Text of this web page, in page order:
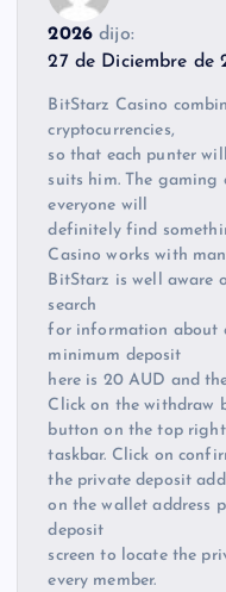
2026 dijo:
27 de Diciembre de
BitStarz Casino
cryptocurrencies,
so that each punter
suits him. The
everyone will
definitely find
Casino works with
BitStarz is well aware
search
for information about
minimum deposit
here is 20 AUD and
Click on the withdraw
button on the top
taskbar. Click on
the private deposit
on the wallet address
deposit
screen to locate the
every member.